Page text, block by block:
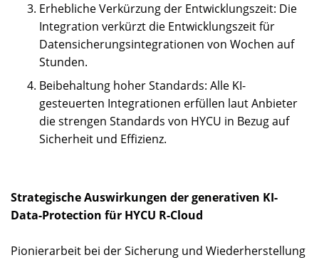
Erhebliche Verkürzung der Entwicklungszeit: Die
Integration verkürzt die Entwicklungszeit für
Datensicherungsintegrationen von Wochen auf
Stunden.
Beibehaltung hoher Standards: Alle KI-
gesteuerten Integrationen erfüllen laut Anbieter
die strengen Standards von HYCU in Bezug auf
Sicherheit und Effizienz.
Strategische Auswirkungen der generativen KI-
Data-Protection für HYCU R-Cloud
Pionierarbeit bei der Sicherung und Wiederherstellung